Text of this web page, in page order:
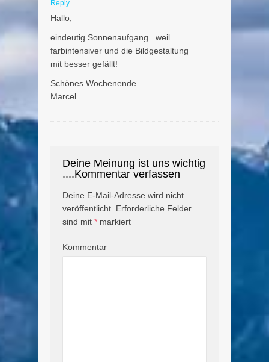
Reply
Hallo,
eindeutig Sonnenaufgang.. weil
farbintensiver und die Bildgestaltung
mit besser gefällt!
Schönes Wochenende
Marcel
Deine Meinung ist uns wichtig
....Kommentar verfassen
Deine E-Mail-Adresse wird nicht
veröffentlicht. Erforderliche Felder
sind mit * markiert
Kommentar